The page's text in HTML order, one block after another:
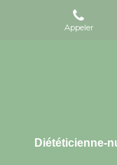
Appeler
Diététicienne-